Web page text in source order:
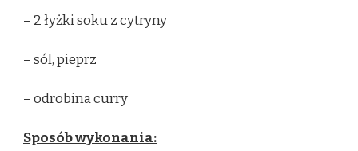
– 2 łyżki soku z cytryny
– sól, pieprz
– odrobina curry
Sposób wykonania: